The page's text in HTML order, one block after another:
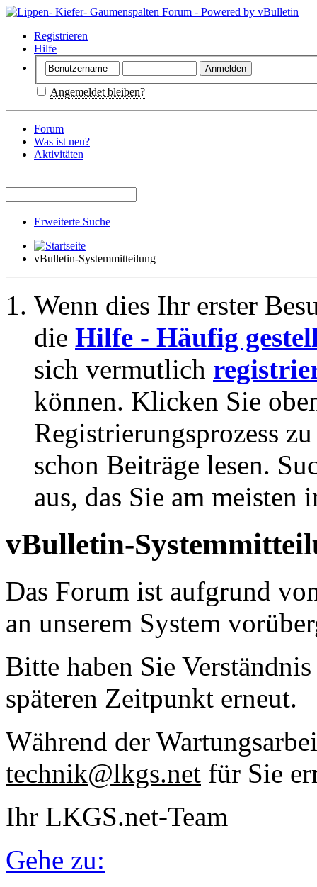
Registrieren
Hilfe
Angemeldet bleiben?
Forum
Was ist neu?
Aktivitäten
Erweiterte Suche
vBulletin-Systemmitteilung
Wenn dies Ihr erster
die Hilfe - Häufig
sich vermutlich
können. Klicken Sie
Registrierungsprozess
schon Beiträge lesen.
aus, das Sie am meisten
vBulletin-
Das Forum ist aufgrund
an unserem System
Bitte haben Sie
späteren Zeitpunkt erneut.
Während der
technik@lkgs.net für Sie
Ihr LKGS.net-Team
Gehe zu: